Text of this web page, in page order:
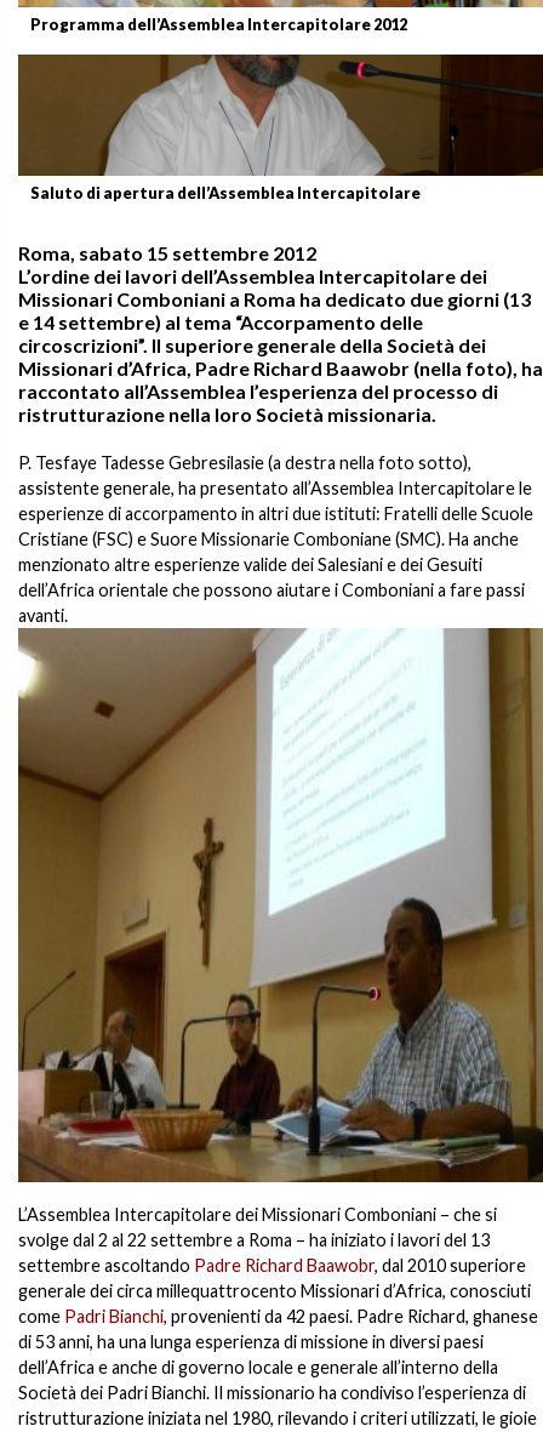
Programma dell’Assemblea Intercapitolare 2012
Saluto di apertura dell’Assemblea Intercapitolare
Roma, sabato 15 settembre 2012
L’ordine dei lavori dell’Assemblea Intercapitolare dei
Missionari Comboniani a Roma ha dedicato due giorni (13
e 14 settembre) al tema “Accorpamento delle
circoscrizioni”. Il superiore generale della Società dei
Missionari d’Africa, Padre Richard Baawobr (nella foto), ha
raccontato all’Assemblea l’esperienza del processo di
ristrutturazione nella loro Società missionaria.
P. Tesfaye Tadesse Gebresilasie (a destra nella foto sotto),
assistente generale, ha presentato all’Assemblea Intercapitolare le
esperienze di accorpamento in altri due istituti: Fratelli delle Scuole
Cristiane (FSC) e Suore Missionarie Comboniane (SMC). Ha anche
menzionato altre esperienze valide dei Salesiani e dei Gesuiti
dell’Africa orientale che possono aiutare i Comboniani a fare passi
avanti.
L’Assemblea Intercapitolare dei Missionari Comboniani – che si
svolge dal 2 al 22 settembre a Roma – ha iniziato i lavori del 13
settembre ascoltando Padre Richard Baawobr, dal 2010 superiore
generale dei circa millequattrocento Missionari d’Africa, conosciuti
come Padri Bianchi, provenienti da 42 paesi. Padre Richard, ghanese
di 53 anni, ha una lunga esperienza di missione in diversi paesi
dell’Africa e anche di governo locale e generale all’interno della
Società dei Padri Bianchi. Il missionario ha condiviso l’esperienza di
ristrutturazione iniziata nel 1980, rilevando i criteri utilizzati, le gioie